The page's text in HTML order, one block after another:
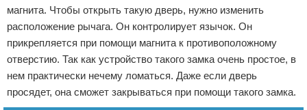
магнита. Чтобы открыть такую дверь, нужно изменить
расположение рычага. Он контролирует язычок. Он
прикрепляется при помощи магнита к противоположному
отверстию. Так как устройство такого замка очень простое, в
нем практически нечему ломаться. Даже если дверь
просядет, она сможет закрываться при помощи такого замка.